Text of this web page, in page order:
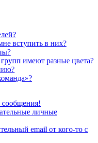
вступить в них?
имеют разные цвета?
сообщения!
личные
email от кого-то с